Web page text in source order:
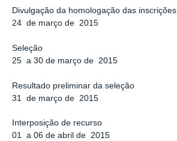
Divulgação da homologação das inscrições
24 de março de 2015
Seleção
25 a 30 de março de 2015
Resultado preliminar da seleção
31 de março de 2015
Interposição de recurso
01 a 06 de abril de 2015